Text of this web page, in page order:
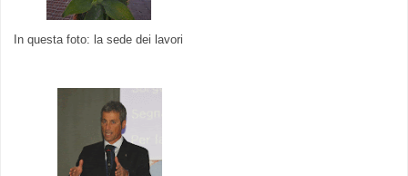
In questa foto: la sede dei lavori